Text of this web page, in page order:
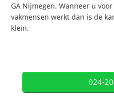
GA Nijmegen. Wanneer u
vakmensen werkt dan is de
klein.
024-